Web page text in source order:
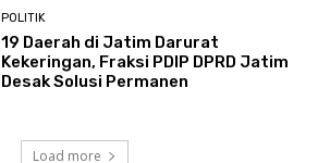
POLITIK
19 Daerah di Jatim Darurat
Kekeringan, Fraksi PDIP DPRD Jatim
Desak Solusi Permanen
Load more